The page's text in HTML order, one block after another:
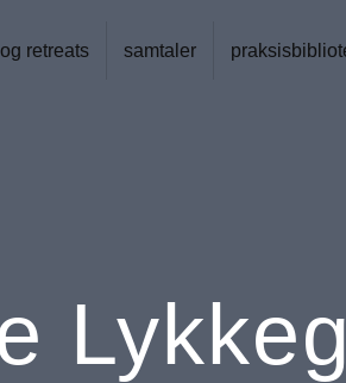
retreats samtaler